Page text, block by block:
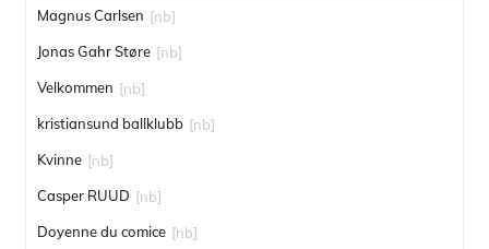
Magnus Carlsen [nb]
Jonas Gahr Støre [nb]
Velkommen [nb]
kristiansund ballklubb [nb]
Kvinne [nb]
Casper RUUD [nb]
Doyenne du comice [nb]